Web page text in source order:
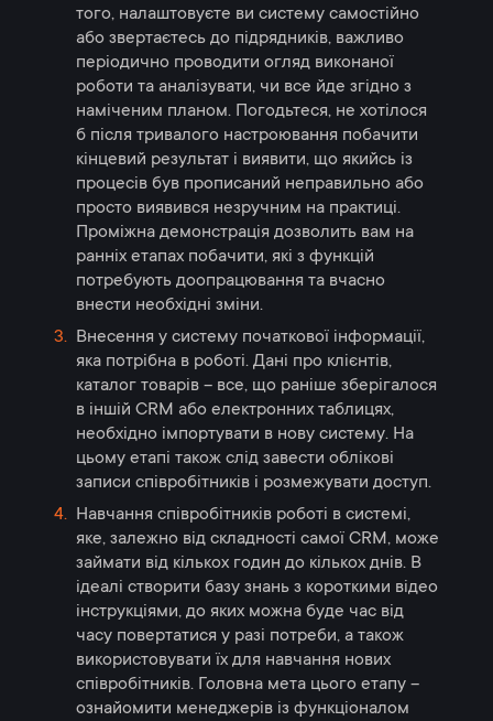
того, налаштовуєте ви систему самостійно
або звертаєтесь до підрядників, важливо
періодично проводити огляд виконаної
роботи та аналізувати, чи все йде згідно з
наміченим планом. Погодьтеся, не хотілося
б після тривалого настроювання побачити
кінцевий результат і виявити, що якийсь із
процесів був прописаний неправильно або
просто виявився незручним на практиці.
Проміжна демонстрація дозволить вам на
ранніх етапах побачити, які з функцій
потребують доопрацювання та вчасно
внести необхідні зміни.
Внесення у систему початкової інформації,
яка потрібна в роботі. Дані про клієнтів,
каталог товарів – все, що раніше зберігалося
в іншій CRM або електронних таблицях,
необхідно імпортувати в нову систему. На
цьому етапі також слід завести облікові
записи співробітників і розмежувати доступ.
Навчання співробітників роботі в системі,
яке, залежно від складності самої CRM, може
займати від кількох годин до кількох днів. В
ідеалі створити базу знань з короткими відео
інструкціями, до яких можна буде час від
часу повертатися у разі потреби, а також
використовувати їх для навчання нових
співробітників. Головна мета цього етапу –
ознайомити менеджерів із функціоналом